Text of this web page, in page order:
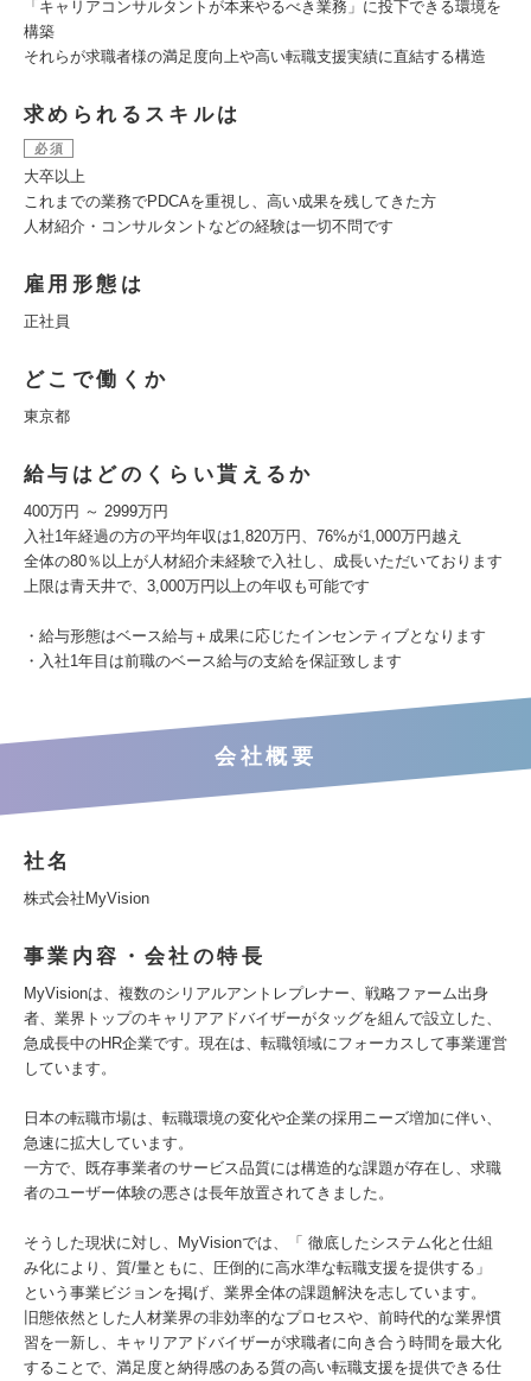
「キャリアコンサルタントが本来やるべき業務」に投下できる環境を
構築
それらが求職者様の満足度向上や高い転職支援実績に直結する構造
求められるスキルは
必須
大卒以上
これまでの業務でPDCAを重視し、高い成果を残してきた方
人材紹介・コンサルタントなどの経験は一切不問です
雇用形態は
正社員
どこで働くか
東京都
給与はどのくらい貰えるか
400万円 ～ 2999万円
入社1年経過の方の平均年収は1,820万円、76%が1,000万円越え
全体の80％以上が人材紹介未経験で入社し、成長いただいております
上限は青天井で、3,000万円以上の年収も可能です
・給与形態はベース給与＋成果に応じたインセンティブとなります
・入社1年目は前職のベース給与の支給を保証致します
会社概要
社名
株式会社MyVision
事業内容・会社の特長
MyVisionは、複数のシリアルアントレプレナー、戦略ファーム出身
者、業界トップのキャリアアドバイザーがタッグを組んで設立した、
急成長中のHR企業です。現在は、転職領域にフォーカスして事業運営
しています。
日本の転職市場は、転職環境の変化や企業の採用ニーズ増加に伴い、
急速に拡大しています。
一方で、既存事業者のサービス品質には構造的な課題が存在し、求職
者のユーザー体験の悪さは長年放置されてきました。
そうした現状に対し、MyVisionでは、「 徹底したシステム化と仕組
み化により、質/量ともに、圧倒的に高水準な転職支援を提供する」
という事業ビジョンを掲げ、業界全体の課題解決を志しています。
旧態依然とした人材業界の非効率的なプロセスや、前時代的な業界慣
習を一新し、キャリアアドバイザーが求職者に向き合う時間を最大化
することで、満足度と納得感のある質の高い転職支援を提供できる仕